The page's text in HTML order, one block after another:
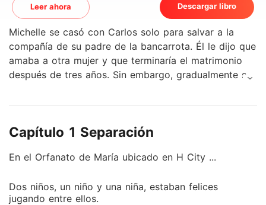
Leer ahora Descargar libro
Michelle se casó con Carlos solo para salvar a la
compañía de su padre de la bancarrota. Él le dijo que
amaba a otra mujer y que terminaría el matrimonio
después de tres años. Sin embargo, gradualmente se
desconfianza dominaron el matrimonio. Ella decidió
memoria. Su historia ha comenzado de nuevo y
Capítulo 1 Separación
En el Orfanato de María ubicado en H City ...
Dos niños, un niño y una niña, estaban felices
jugando entre ellos.